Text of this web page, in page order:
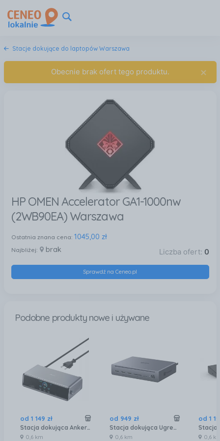
Stacje dokujące do laptopów Warszawa
Obecnie brak ofert tego produktu. ×
HP OMEN Accelerator GA1-1000nw
(2WB90EA) Warszawa
Ostatnia znana cena: 1045,00 zł
Najbliżej: brak Liczba ofert: 0
Sprawdź na Ceneo.pl
Podobne produkty nowe i używane
od1 149 zł
Stacja dokująca Anker Prime A83B3 (A83B3)
0,6 km
od 949 zł
Stacja dokująca Ugreen Maxidok U712 (U712)
0,6 km
od 1
0,6